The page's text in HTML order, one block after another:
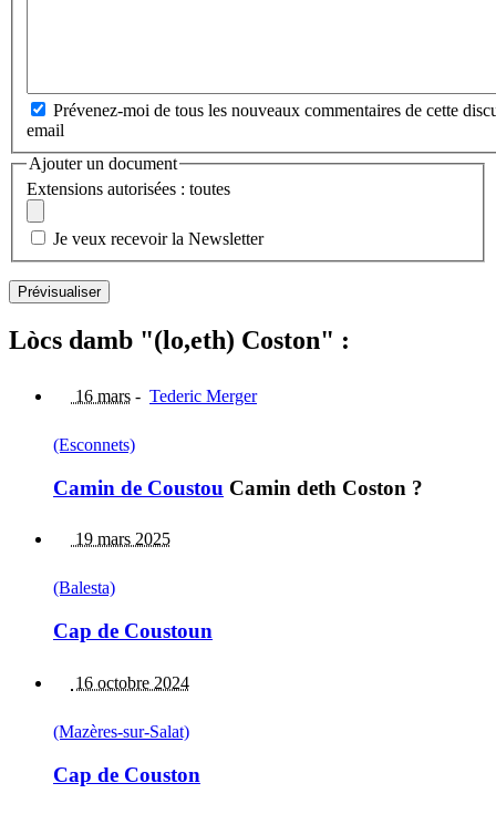
Prévenez-moi de tous les nouveaux commentaires de cette
email
Ajouter un document
Extensions autorisées : toutes
Je veux recevoir la Newsletter
Lòcs damb "(lo,eth) Coston" :
16 mars - Tederic Merger
(Esconnets)
Camin de Coustou Camin deth Coston ?
19 mars 2025
(Balesta)
Cap de Coustoun
16 octobre 2024
(Mazères-sur-Salat)
Cap de Couston